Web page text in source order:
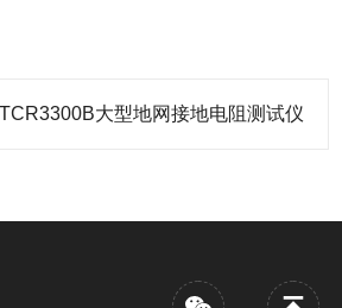
大型地网接地电阻测试仪